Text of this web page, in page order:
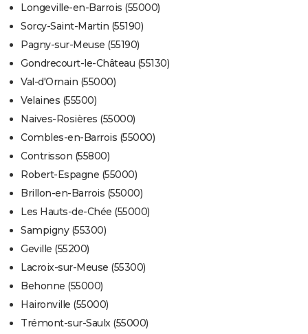
Longeville-en-Barrois (55000)
Sorcy-Saint-Martin (55190)
Pagny-sur-Meuse (55190)
Gondrecourt-le-Château (55130)
Val-d'Ornain (55000)
Velaines (55500)
Naives-Rosières (55000)
Combles-en-Barrois (55000)
Contrisson (55800)
Robert-Espagne (55000)
Brillon-en-Barrois (55000)
Les Hauts-de-Chée (55000)
Sampigny (55300)
Geville (55200)
Lacroix-sur-Meuse (55300)
Behonne (55000)
Haironville (55000)
Trémont-sur-Saulx (55000)